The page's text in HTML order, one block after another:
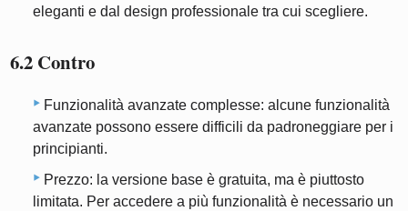
eleganti e dal design professionale tra cui scegliere.
6.2 Contro
Funzionalità avanzate complesse: alcune funzionalità
avanzate possono essere difficili da padroneggiare per i
principianti.
Prezzo: la versione base è gratuita, ma è piuttosto
limitata. Per accedere a più funzionalità è necessario un